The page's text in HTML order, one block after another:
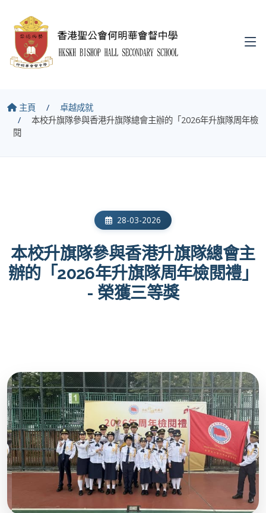
主頁
卓越成就
本校升旗隊參與香港升旗隊總會主辦的「2026年升旗隊周年檢
閱
28-03-2026
本校升旗隊參與香港升旗隊總會主
辦的「2026年升旗隊周年檢閱禮」
- 榮獲三等獎